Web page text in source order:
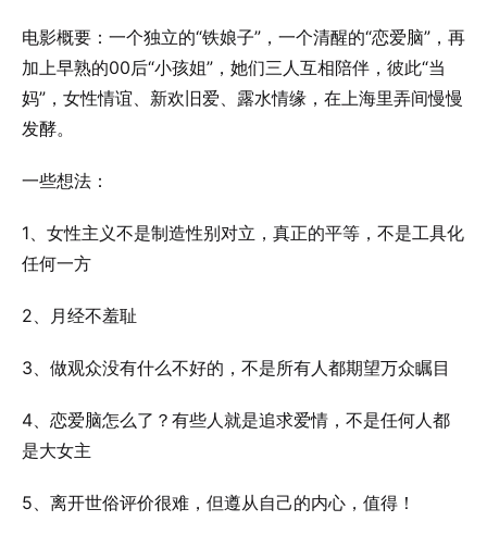
电影概要：一个独立的“铁娘子”，一个清醒的“恋爱脑”，再
加上早熟的00后“小孩姐”，她们三人互相陪伴，彼此“当
妈”，女性情谊、新欢旧爱、露水情缘，在上海里弄间慢慢
发酵。
一些想法：
1、女性主义不是制造性别对立，真正的平等，不是工具化
任何一方
2、月经不羞耻
3、做观众没有什么不好的，不是所有人都期望万众瞩目
4、恋爱脑怎么了？有些人就是追求爱情，不是任何人都
是大女主
5、离开世俗评价很难，但遵从自己的内心，值得！